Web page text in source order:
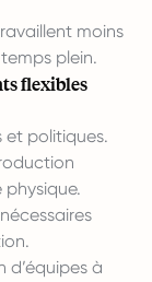
moins
plein.
flexibles
et politiques.
physique.
à